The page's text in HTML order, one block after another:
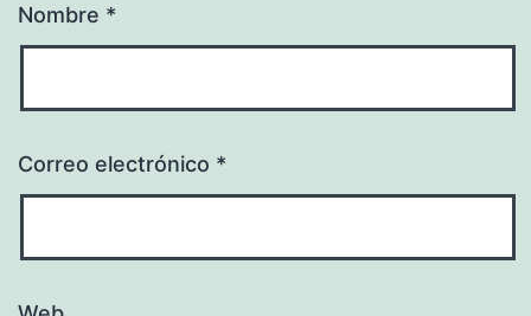
Nombre *
Correo electrónico *